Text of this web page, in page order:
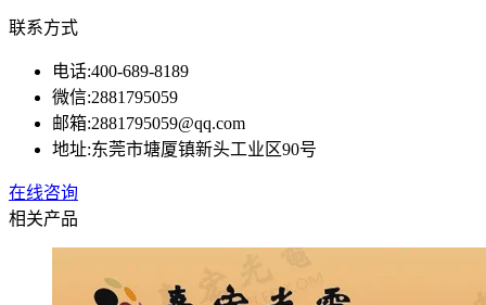
联系方式
电话:400-689-8189
微信:2881795059
邮箱:2881795059@qq.com
地址:东莞市塘厦镇新头工业区90号
在线咨询
相关产品